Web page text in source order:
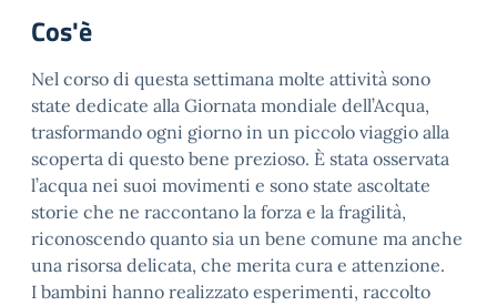
Cos'è
Nel corso di questa settimana molte attività sono
state dedicate alla Giornata mondiale dell’Acqua,
trasformando ogni giorno in un piccolo viaggio alla
scoperta di questo bene prezioso. È stata osservata
l’acqua nei suoi movimenti e sono state ascoltate
storie che ne raccontano la forza e la fragilità,
riconoscendo quanto sia un bene comune ma anche
una risorsa delicata, che merita cura e attenzione.
I bambini hanno realizzato esperimenti, raccolto